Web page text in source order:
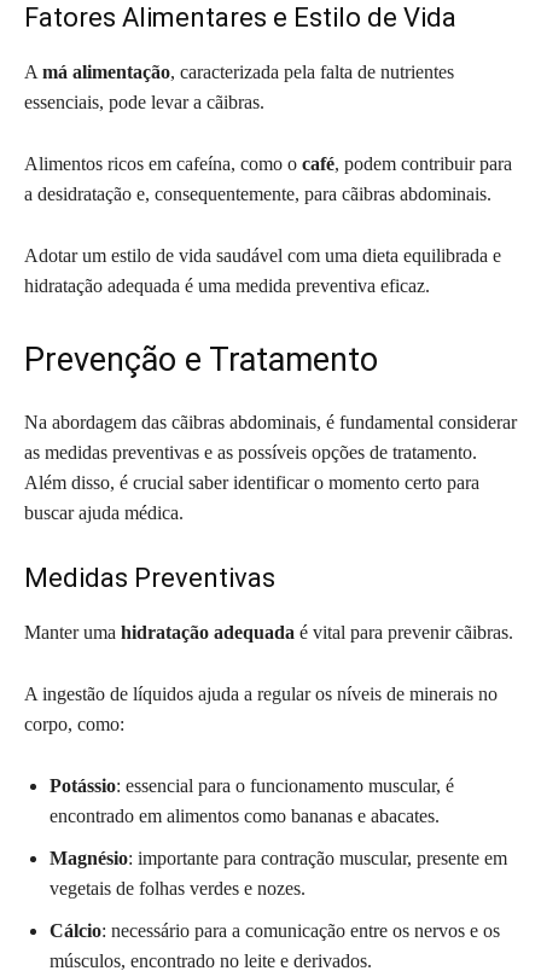
Fatores Alimentares e Estilo de Vida
A má alimentação, caracterizada pela falta de nutrientes
essenciais, pode levar a cãibras.
Alimentos ricos em cafeína, como o café, podem contribuir para
a desidratação e, consequentemente, para cãibras abdominais.
Adotar um estilo de vida saudável com uma dieta equilibrada e
hidratação adequada é uma medida preventiva eficaz.
Prevenção e Tratamento
Na abordagem das cãibras abdominais, é fundamental considerar
as medidas preventivas e as possíveis opções de tratamento.
Além disso, é crucial saber identificar o momento certo para
buscar ajuda médica.
Medidas Preventivas
Manter uma hidratação adequada é vital para prevenir cãibras.
A ingestão de líquidos ajuda a regular os níveis de minerais no
corpo, como:
Potássio: essencial para o funcionamento muscular, é
encontrado em alimentos como bananas e abacates.
Magnésio: importante para contração muscular, presente em
vegetais de folhas verdes e nozes.
Cálcio: necessário para a comunicação entre os nervos e os
músculos, encontrado no leite e derivados.